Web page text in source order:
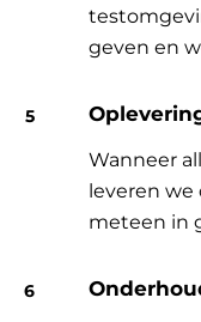
geven en
Wanneer
leveren
meteen in